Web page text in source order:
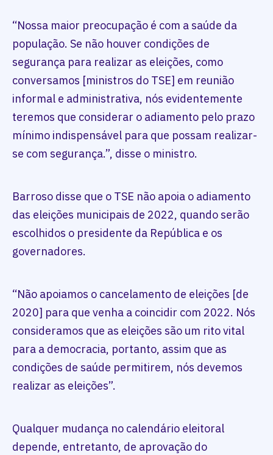
“Nossa maior preocupação é com a saúde da
população. Se não houver condições de
segurança para realizar as eleições, como
conversamos [ministros do TSE] em reunião
informal e administrativa, nós evidentemente
teremos que considerar o adiamento pelo prazo
mínimo indispensável para que possam realizar-
se com segurança.”, disse o ministro.
Barroso disse que o TSE não apoia o adiamento
das eleições municipais de 2022, quando serão
escolhidos o presidente da República e os
governadores.
“Não apoiamos o cancelamento de eleições [de
2020] para que venha a coincidir com 2022. Nós
consideramos que as eleições são um rito vital
para a democracia, portanto, assim que as
condições de saúde permitirem, nós devemos
realizar as eleições”.
Qualquer mudança no calendário eleitoral
depende, entretanto, de aprovação do